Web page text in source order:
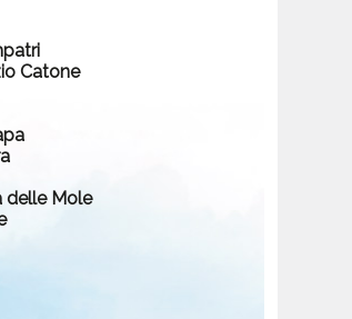
Catone
delle Mole